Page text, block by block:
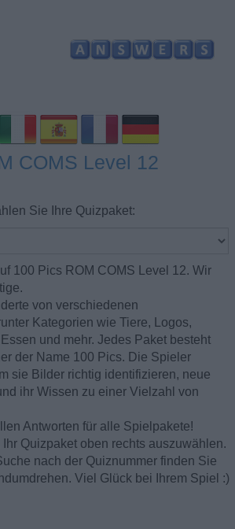
COMS Level 12
Sie Ihre Quizpaket:
100 Pics ROM COMS Level 12. Wir
von verschiedenen
Kategorien wie Tiere, Logos,
und mehr. Jedes Paket besteht
der Name 100 Pics. Die Spieler
sie Bilder richtig identifizieren, neue
ihr Wissen zu einer Vielzahl von
Antworten für alle Spielpakete!
Quizpaket oben rechts auszuwählen.
nach der Quiznummer finden Sie
Viel Glück bei Ihrem Spiel :)